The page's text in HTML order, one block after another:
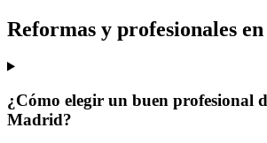
Reformas y profesionales
¿Cómo elegir un buen profesional
Madrid?